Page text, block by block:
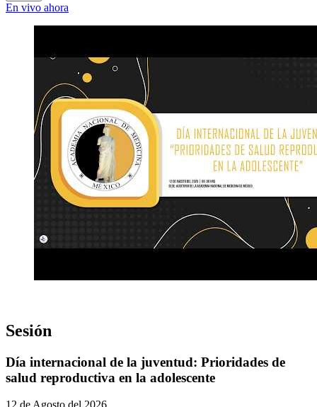
En vivo ahora
Sesión
Día internacional de la juventud: Prioridades de
salud reproductiva en la adolescente